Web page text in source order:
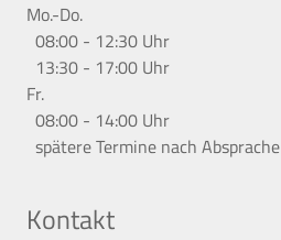
Mo.-Do.
08:00 - 12:30 Uhr
13:30 - 17:00 Uhr
Fr.
08:00 - 14:00 Uhr
spätere Termine nach Absprache
Kontakt